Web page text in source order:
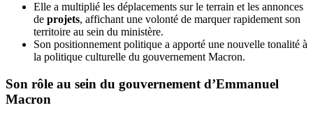
Elle a multiplié les déplacements sur le terrain et les annonces
de projets, affichant une volonté de marquer rapidement son
territoire au sein du ministère.
Son positionnement politique a apporté une nouvelle tonalité à
la politique culturelle du gouvernement Macron.
Son rôle au sein du gouvernement d’Emmanuel
Macron